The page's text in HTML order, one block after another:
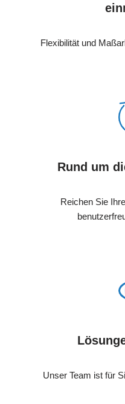
Flexibilität und
Rund um
Reichen Sie
Unser Team ist für